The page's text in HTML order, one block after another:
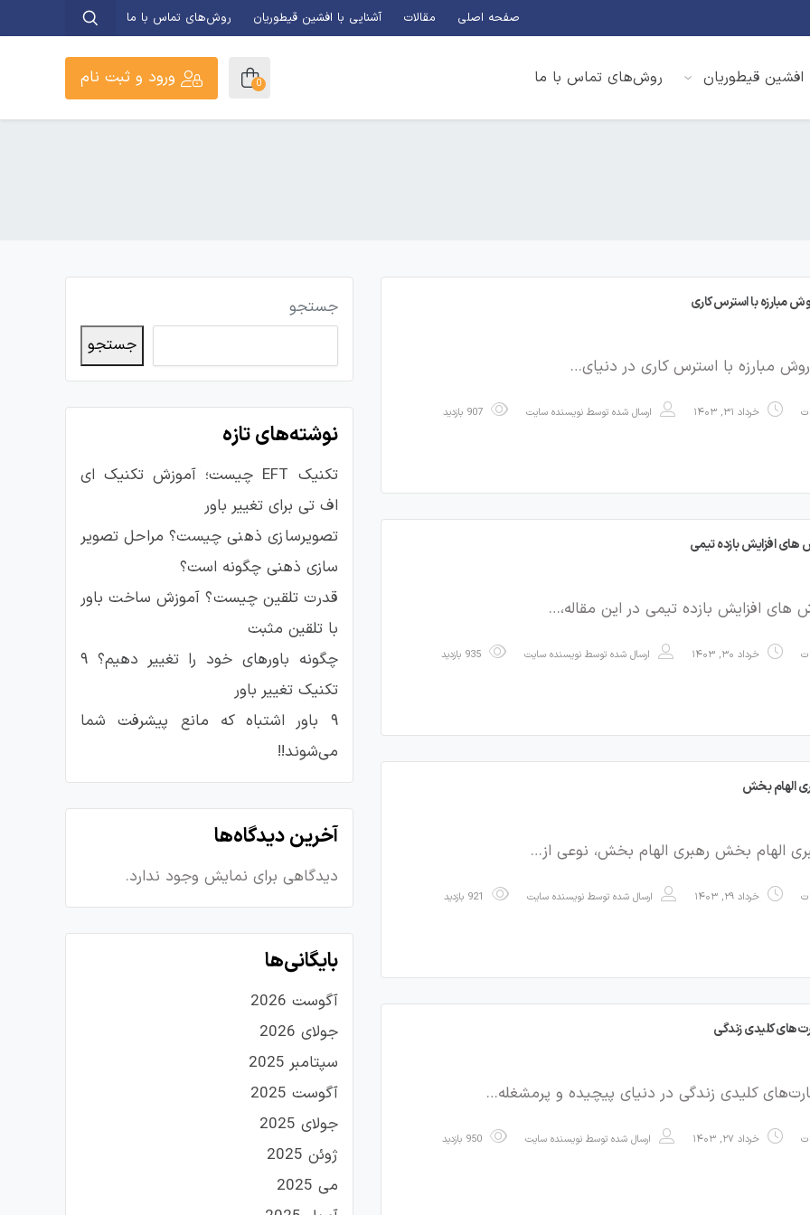
صفحه اصلی مقالات آشنایی با افشین قیطوریان روش‌های تماس با ما
افشین قیطوریان روش‌های تماس با ما 0 ورود و ثبت نام
خرداد ۳۱, ۱۴۰۳ ارسال شده توسط نویسنده سایت
های افزایش بازده تیمی
های افزایش بازده تیمی در این مقاله،…
خرداد ۳۰, ۱۴۰۳ ارسال شده توسط نویسنده سایت
الهام بخش
الهام بخش رهبری الهام بخش، نوعی از…
خرداد ۲۹, ۱۴۰۳ ارسال شده توسط نویسنده سایت
کلیدی زندگی
کلیدی زندگی در دنیای پیچیده و پرمشغله…
خرداد ۲۷, ۱۴۰۳ ارسال شده توسط نویسنده سایت
جستجو
جستجو
نوشته‌های تازه
تکنیک EFT چیست؛ آموزش تکنیک ای
اف تی برای تغییر باور
تصویرسازی ذهنی چیست؟ مراحل تصویر
سازی ذهنی چگونه است؟
قدرت تلقین چیست؟ آموزش ساخت باور
با تلقین مثبت
چگونه باورهای خود را تغییر دهیم؟ ۹
تکنیک تغییر باور
۹ باور اشتباه که مانع پیشرفت شما
می‌شوند!!
آخرین دیدگاه‌ها
دیدگاهی برای نمایش وجود ندارد.
بایگانی‌ها
آگوست 2026
جولای 2026
سپتامبر 2025
آگوست 2025
جولای 2025
ژوئن 2025
می 2025